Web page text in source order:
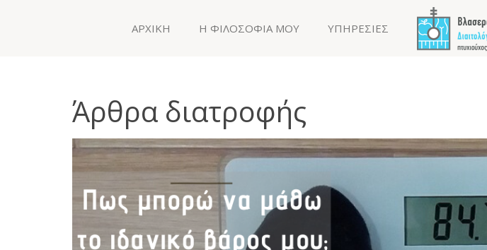
ΑΡΧΙΚΗ Η ΦΙΛΟΣΟΦΙΑ ΜΟΥ ΥΠΗΡΕΣΙΕΣ
Άρθρα διατροφής